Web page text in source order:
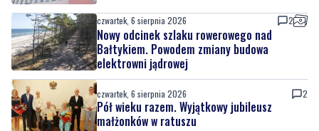
czwartek, 6 sierpnia 2026 2
Nowy odcinek szlaku rowerowego nad
Bałtykiem. Powodem zmiany budowa
elektrowni jądrowej
czwartek, 6 sierpnia 2026 2
Pół wieku razem. Wyjątkowy jubileusz
małżonków w ratuszu